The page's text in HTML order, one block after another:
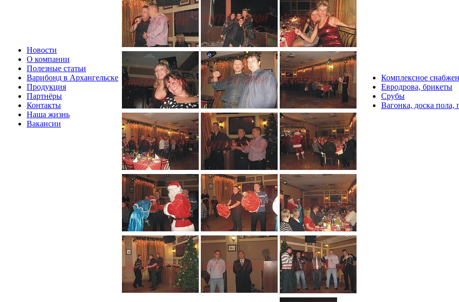
Новости
О компании
Полезные статьи
Варибонд в Архангельске
Продукция
Партнёры
Контакты
Наша жизнь
Вакансии
Комплексное
Евродрова, брикеты
Срубы
Вагонка, доска пола,